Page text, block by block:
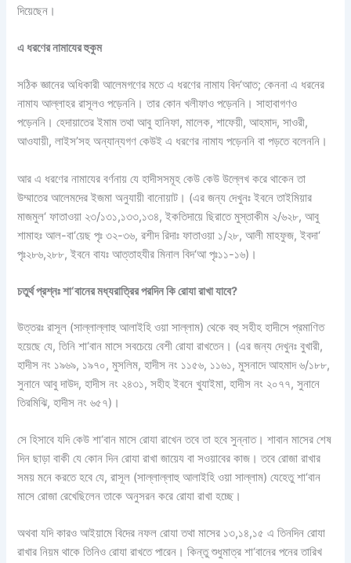
দিয়েছেন।
এ ধরণের নামাযের হুকুম
সঠিক জ্ঞানের অধিকারী আলেমগণের মতে এ ধরণের নামায বিদ‘আত; কেননা এ ধরনের
নামায আল্লাহর রাসূলও পড়েননি। তার কোন খলীফাও পড়েননি। সাহাবাগণও
পড়েননি। হেদায়াতের ইমাম তথা আবু হানিফা, মালেক, শাফেয়ী, আহমাদ, সাওরী,
আওযায়ী, লাইস’সহ অন্যান্যগণ কেউই এ ধরণের নামায পড়েননি বা পড়তে বলেননি।
আর এ ধরণের নামাযের বর্ণনায় যে হাদীসসমূহ কেউ কেউ উল্লেখ করে থাকেন তা
উম্মাতের আলেমদের ইজমা অনুযায়ী বানোয়াট। (এর জন্য দেখুনঃ ইবনে তাইমিয়ার
মাজমুল‘ ফাতাওয়া ২৩/১৩১,১৩৩,১৩৪, ইকতিদায়ে ছিরাতে মুস্তাকীম ২/৬২৮, আবু
শামাহঃ আল-বা‘য়েছ পৃঃ ৩২-৩৬, রশীদ রিদাঃ ফাতাওয়া ১/২৮, আলী মাহফুজ, ইবদা‘
পৃঃ২৮৬,২৮৮, ইবনে বাযঃ আত্‌তাহযীর মিনাল বিদ‘আ পৃঃ১১-১৬)।
চতুর্থ প্রশ্নঃ শা‘বানের মধ্যরাত্রির পরদিন কি রোযা রাখা যাবে?
উত্তরঃ রাসূল (সাল্লাল্লাহু আলাইহি ওয়া সাল্লাম) থেকে বহু সহীহ হাদীসে প্রমাণিত
হয়েছে যে, তিনি শা‘বান মাসে সবচেয়ে বেশী রোযা রাখতেন। (এর জন্য দেখুনঃ বুখারী,
হাদীস নং ১৯৬৯, ১৯৭০, মুসলিম, হাদীস নং ১১৫৬, ১১৬১, মুসনাদে আহমাদ ৬/১৮৮,
সুনানে আবু দাউদ, হাদীস নং ২৪৩১, সহীহ ইবনে খুযাইমা, হাদীস নং ২০৭৭, সুনানে
তিরমিঝি, হাদীস নং ৬৫৭)।
সে হিসাবে যদি কেউ শা‘বান মাসে রোযা রাখেন তবে তা হবে সুন্নাত। শাবান মাসের শেষ
দিন ছাড়া বাকী যে কোন দিন রোযা রাখা জায়েয বা সওয়াবের কাজ। তবে রোজা রাখার
সময় মনে করতে হবে যে, রাসূল (সাল্লাল্লাহু আলাইহি ওয়া সাল্লাম) যেহেতু শা‘বান
মাসে রোজা রেখেছিলেন তাকে অনুসরন করে রোযা রাখা হচ্ছে।
অথবা যদি কারও আইয়ামে বিদের নফল রোযা তথা মাসের ১৩,১৪,১৫ এ তিনদিন রোযা
রাখার নিয়ম থাকে তিনিও রোযা রাখতে পারেন। কিন্তু শুধুমাত্র শা‘বানের পনের তারিখ